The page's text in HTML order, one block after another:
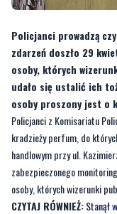
Policjanci prowadzą
zdarzeń doszło 29
osoby, których
udało się ustalić ich
osoby proszony jest o
Policjanci z Komisariatu
kradzieży perfum, do
handlowym przy ul.
zabezpieczonego
osoby, których wizerunki
CZYTAJ RÓWNIEŻ:Stanął